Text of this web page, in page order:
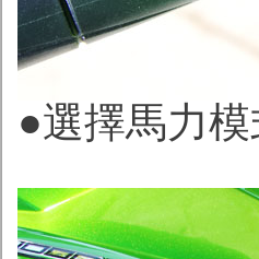
●選擇馬力模